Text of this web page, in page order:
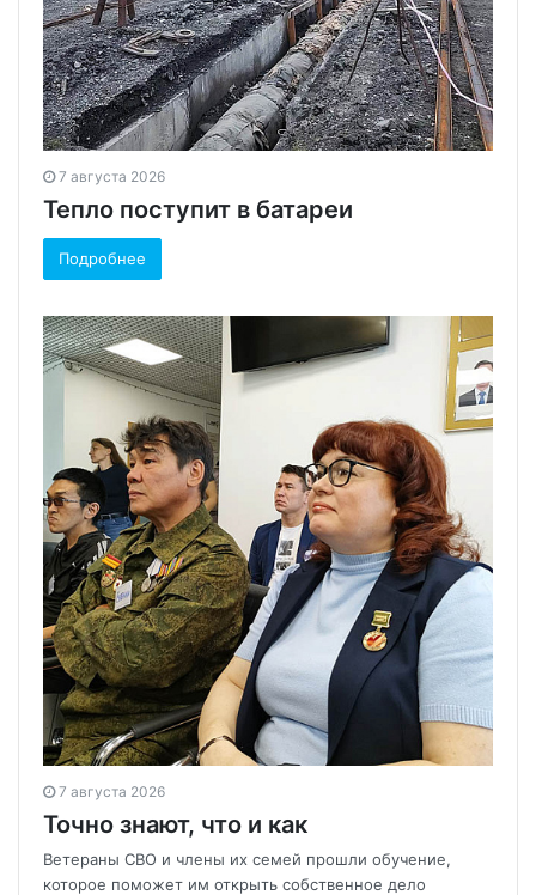
7 августа 2026
Тепло поступит в батареи
Подробнее
7 августа 2026
Точно знают, что и как
Ветераны СВО и члены их семей прошли обучение,
которое поможет им открыть собственное дело